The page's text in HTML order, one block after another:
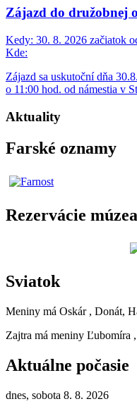
Zájazd do družobnej
Kedy: 30. 8. 2026 začiatok
Kde:
Zájazd sa uskutoční dňa
o 11:00 hod. od námestia v
Aktuality
Farské oznamy
Rezervácie múzea
Sviatok
Meniny má Oskár , Donát,
Zajtra má meniny Ľubomíra
Aktuálne počasie
dnes, sobota 8. 8. 2026